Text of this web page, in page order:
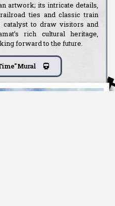
artwork; its intricate details,
ties and classic train
catalyst to draw visitors and
rich cultural heritage,
forward to the future.
Mural